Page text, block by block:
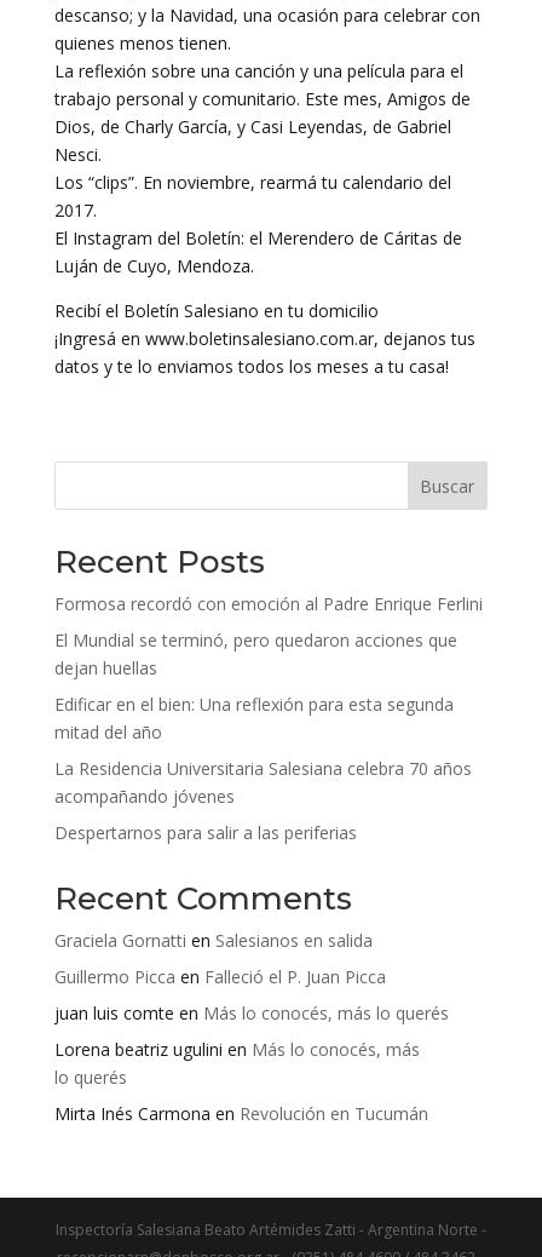
descanso; y la Navidad, una ocasión para celebrar con
quienes menos tienen.
La reflexión sobre una canción y una película para el
trabajo personal y comunitario. Este mes, Amigos de
Dios, de Charly García, y Casi Leyendas, de Gabriel
Nesci.
Los “clips”. En noviembre, rearmá tu calendario del
2017.
El Instagram del Boletín: el Merendero de Cáritas de
Luján de Cuyo, Mendoza.
Recibí el Boletín Salesiano en tu domicilio
¡Ingresá en www.boletinsalesiano.com.ar, dejanos tus
datos y te lo enviamos todos los meses a tu casa!
Buscar
Recent Posts
Formosa recordó con emoción al Padre Enrique Ferlini
El Mundial se terminó, pero quedaron acciones que
dejan huellas
Edificar en el bien: Una reflexión para esta segunda
mitad del año
La Residencia Universitaria Salesiana celebra 70 años
acompañando jóvenes
Despertarnos para salir a las periferias
Recent Comments
Graciela Gornatti en Salesianos en salida
Guillermo Picca en Falleció el P. Juan Picca
juan luis comte en Más lo conocés, más lo querés
Lorena beatriz ugulini en Más lo conocés, más
lo querés
Mirta Inés Carmona en Revolución en Tucumán
Inspectoría Salesiana Beato Artémides Zatti - Argentina Norte -